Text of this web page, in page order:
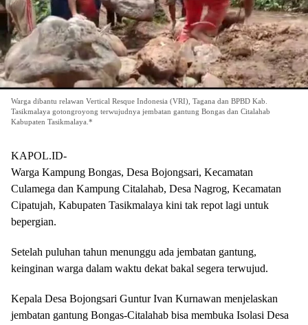
Warga dibantu relawan Vertical Resque Indonesia (VRI), Tagana dan BPBD Kab.
Tasikmalaya gotongroyong terwujudnya jembatan gantung Bongas dan Citalahab
Kabupaten Tasikmalaya.*
KAPOL.ID-
Warga Kampung Bongas, Desa Bojongsari, Kecamatan
Culamega dan Kampung Citalahab, Desa Nagrog, Kecamatan
Cipatujah, Kabupaten Tasikmalaya kini tak repot lagi untuk
bepergian.
Setelah puluhan tahun menunggu ada jembatan gantung,
keinginan warga dalam waktu dekat bakal segera terwujud.
Kepala Desa Bojongsari Guntur Ivan Kurnawan menjelaskan
jembatan gantung Bongas-Citalahab bisa membuka Isolasi Desa